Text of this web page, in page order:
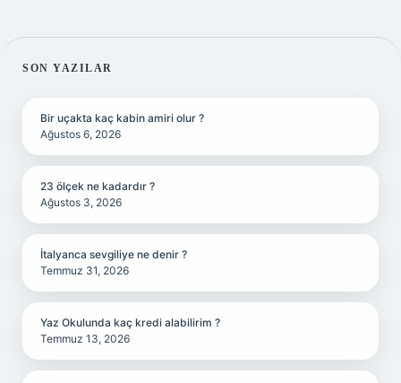
SIDEBAR
SON YAZILAR
Bir uçakta kaç kabin amiri olur ?
Ağustos 6, 2026
23 ölçek ne kadardır ?
Ağustos 3, 2026
İtalyanca sevgiliye ne denir ?
Temmuz 31, 2026
Yaz Okulunda kaç kredi alabilirim ?
Temmuz 13, 2026